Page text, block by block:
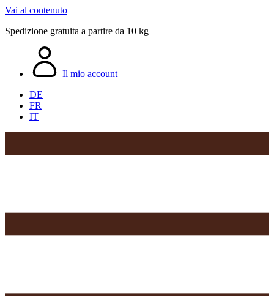
Vai al contenuto
Spedizione gratuita a partire da 10 kg
Il mio account
DE
FR
IT